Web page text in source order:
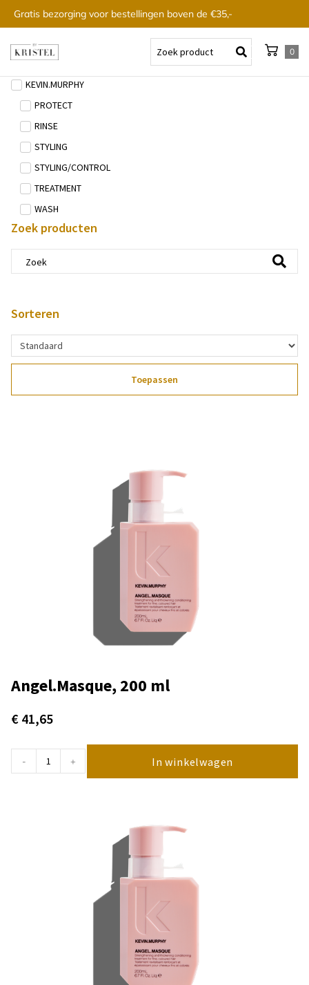
Gratis bezorging voor bestellingen boven de €35,-
0
KEVIN.MURPHY
PROTECT
RINSE
STYLING
STYLING/CONTROL
TREATMENT
WASH
Zoek producten
Sorteren
Toepassen
Angel.Masque, 200 ml
€ 41,65
- + In winkelwagen